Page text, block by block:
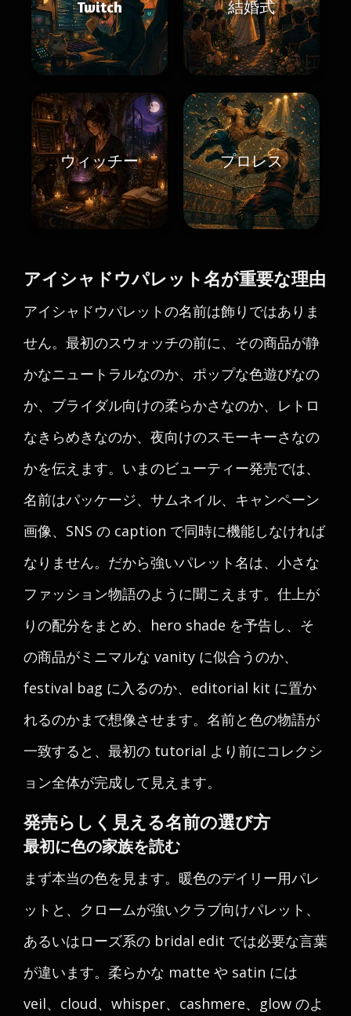
Twitch 結婚式
ウィッチー プロレス
アイシャドウパレット名が重要な理由
アイシャドウパレットの名前は飾りではありま
せん。最初のスウォッチの前に、その商品が静
かなニュートラルなのか、ポップな色遊びなの
か、ブライダル向けの柔らかさなのか、レトロ
なきらめきなのか、夜向けのスモーキーさなの
かを伝えます。いまのビューティー発売では、
名前はパッケージ、サムネイル、キャンペーン
画像、SNS の caption で同時に機能しなければ
なりません。だから強いパレット名は、小さな
ファッション物語のように聞こえます。仕上が
りの配分をまとめ、hero shade を予告し、そ
の商品がミニマルな vanity に似合うのか、
festival bag に入るのか、editorial kit に置か
れるのかまで想像させます。名前と色の物語が
一致すると、最初の tutorial より前にコレクシ
ョン全体が完成して見えます。
発売らしく見える名前の選び方
最初に色の家族を読む
まず本当の色を見ます。暖色のデイリー用パレ
ットと、クロームが強いクラブ向けパレット、
あるいはローズ系の bridal edit では必要な言葉
が違います。柔らかな matte や satin には
veil、cloud、whisper、cashmere、glow のよ